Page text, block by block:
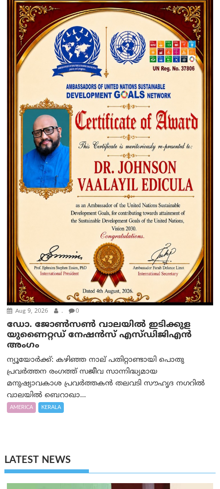
Aug 9, 2026 . 0
ഡോ. ജോൺസൺ വാലയിൽ ഇടിക്കുള
യുണൈറ്റഡ് നേഷൻസ് എസ്ഡിജിഎൻ
അംഗം
ന്യൂയോര്‍ക്ക്: കഴിഞ്ഞ നാല് പതിറ്റാണ്ടായി പൊതു
പ്രവർത്തന രംഗത്ത് സജീവ സാന്നിദ്ധ്യമായ
മനുഷ്യാവകാശ പ്രവർത്തകൻ തലവടി സൗഹൃദ നഗറിൽ
വാലയിൽ ബെറാഖാ...
AMERICA KERALA
LATEST NEWS